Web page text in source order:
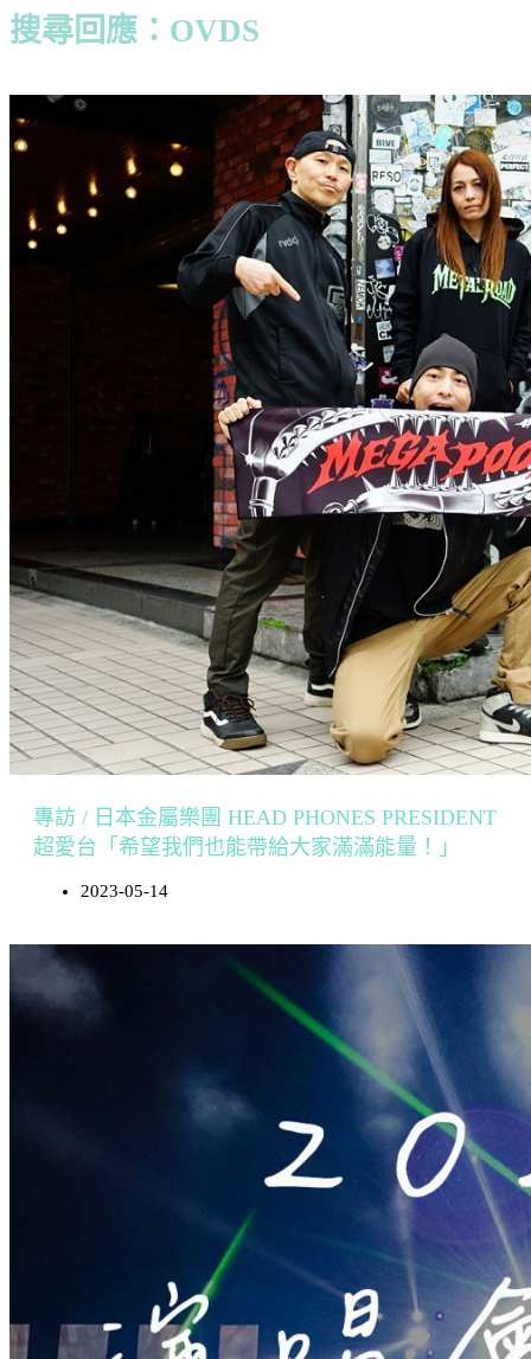
搜尋回應：OVDS
專訪 / 日本金屬樂團 HEAD PHONES PRESIDENT
超愛台「希望我們也能帶給大家滿滿能量！」
2023-05-14